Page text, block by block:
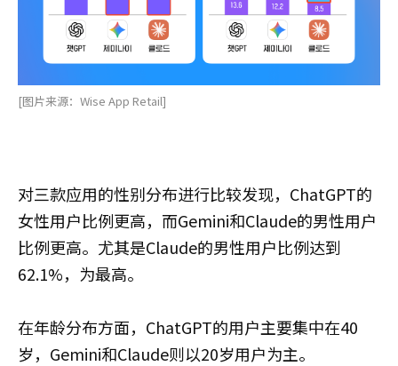
[图片来源：Wise App Retail]
对三款应用的性别分布进行比较发现，ChatGPT的
女性用户比例更高，而Gemini和Claude的男性用户
比例更高。尤其是Claude的男性用户比例达到
62.1%，为最高。
在年龄分布方面，ChatGPT的用户主要集中在40
岁，Gemini和Claude则以20岁用户为主。